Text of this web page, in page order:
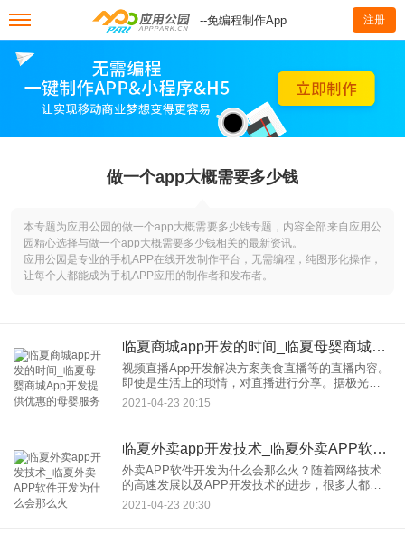
--免编程制作App 注册
做一个app大概需要多少钱
本专题为应用公园的做一个app大概需要多少钱专题，内容全部来自应用公
园精心选择与做一个app大概需要多少钱相关的最新资讯。
应用公园是专业的手机APP在线开发制作平台，无需编程，纯图形化操作，
让每个人都能成为手机APP应用的制作者和发布者。
临夏商城app开发的时间_临夏母婴商城App开发提供优惠的母婴服务
视频直播App开发解决方案美食直播等的直播内容。
即使是生活上的琐情，对直播进行分享。据极光大
数据显示，并随着时间的推移，还会不断的增长。
1、如果是一个直播系统，问答直播那就提供在问答
2021-04-23 20:15
临夏外卖app开发技术_临夏外卖APP软件开发为什么会那么火
外卖APP软件开发为什么会那么火？随着网络技术
的高速发展以及APP开发技术的进步，很多人都不
需要再出去外面吃饭。因为我们大家都用上了外卖
APP软件，让我们不再需要出外去觅食。因此，那
2021-04-23 20:30